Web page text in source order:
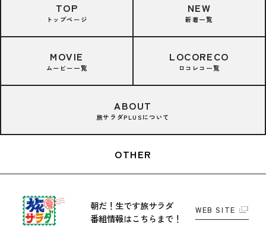
TOP
トップページ
NEW
新着一覧
MOVIE
ムービー一覧
LOCORECO
ロコレコ一覧
ABOUT
旅サラダPLUSについて
OTHER
朝だ！生です旅サラダ
番組情報はこちらまで！
WEB SITE